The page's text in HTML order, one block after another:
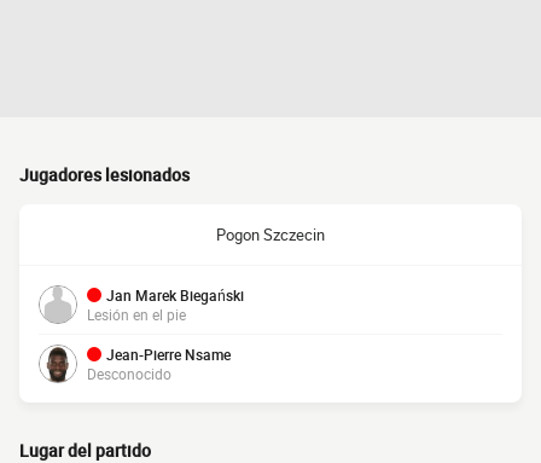
Jugadores lesionados
Pogon Szczecin
Jan Marek Biegański
Lesión en el pie
Jean-Pierre Nsame
Desconocido
Lugar del partido